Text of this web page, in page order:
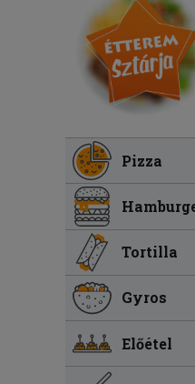
Pizza
Tortilla
Gyros
Előétel